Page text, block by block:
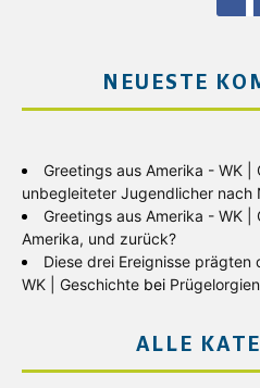
NEUESTE
Greetings aus Amerika - WK |
unbegleiteter Jugendlicher nach
Greetings aus Amerika - WK |
Amerika, und zurück?
Diese drei Ereignisse
WK | Geschichte bei
ALLE